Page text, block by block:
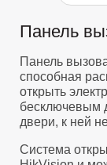
Панель
Панель
способная
открыть
бесключевым
двери, к ней
Система